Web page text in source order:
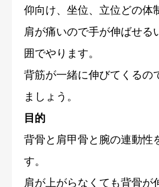
仰向け、坐位、立位どの体
肩が痛いので手が伸ばせる
囲でやります。
背筋が一緒に伸びてくるの
ましょう。
目的
背骨と肩甲骨と腕の連動性
す。
肩が上がらなくても背骨が